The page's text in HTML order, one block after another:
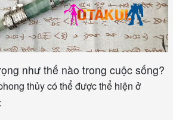
như thế nào trong cuộc sống?
thủy có thể được thể hiện ở